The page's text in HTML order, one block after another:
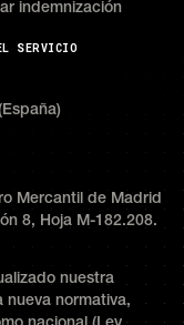
indemnización
SERVICIO
Mercantil de Madrid
8, Hoja M-182.208.
nuestra
nueva normativa,